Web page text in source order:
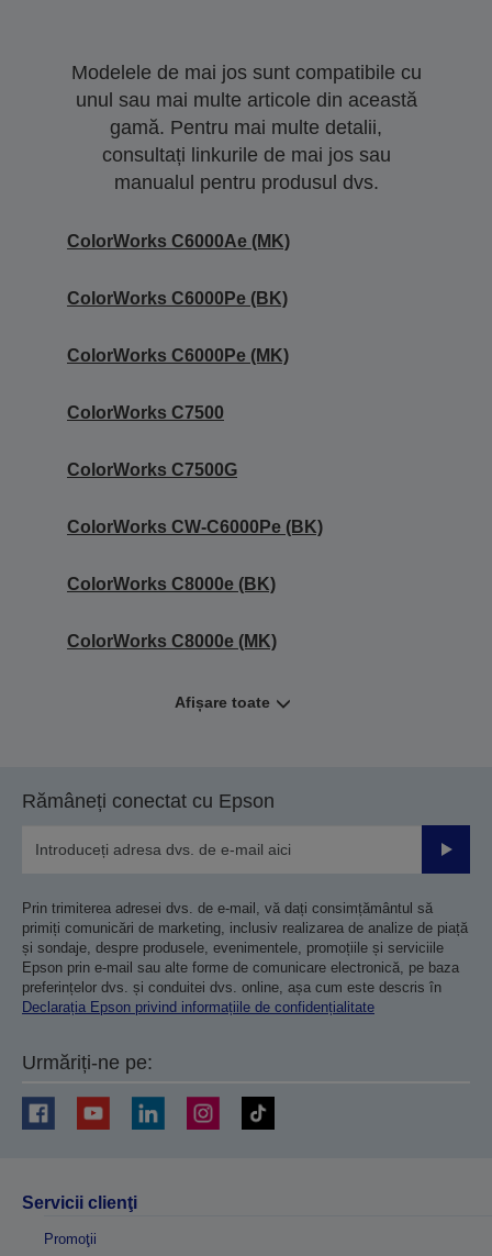
Modelele de mai jos sunt compatibile cu
unul sau mai multe articole din această
gamă. Pentru mai multe detalii,
consultați linkurile de mai jos sau
manualul pentru produsul dvs.
ColorWorks C6000Ae (MK)
ColorWorks C6000Pe (BK)
ColorWorks C6000Pe (MK)
ColorWorks C7500
ColorWorks C7500G
ColorWorks CW-C6000Pe (BK)
ColorWorks C8000e (BK)
ColorWorks C8000e (MK)
Afișare toate
Rămâneți conectat cu Epson
Prin trimiterea adresei dvs. de e-mail, vă dați consimțământul să
primiți comunicări de marketing, inclusiv realizarea de analize de piață
și sondaje, despre produsele, evenimentele, promoțiile și serviciile
Epson prin e-mail sau alte forme de comunicare electronică, pe baza
preferințelor dvs. și conduitei dvs. online, așa cum este descris în
Declarația Epson privind informațiile de confidențialitate
Urmăriți-ne pe:
Servicii clienţi
Promoţii